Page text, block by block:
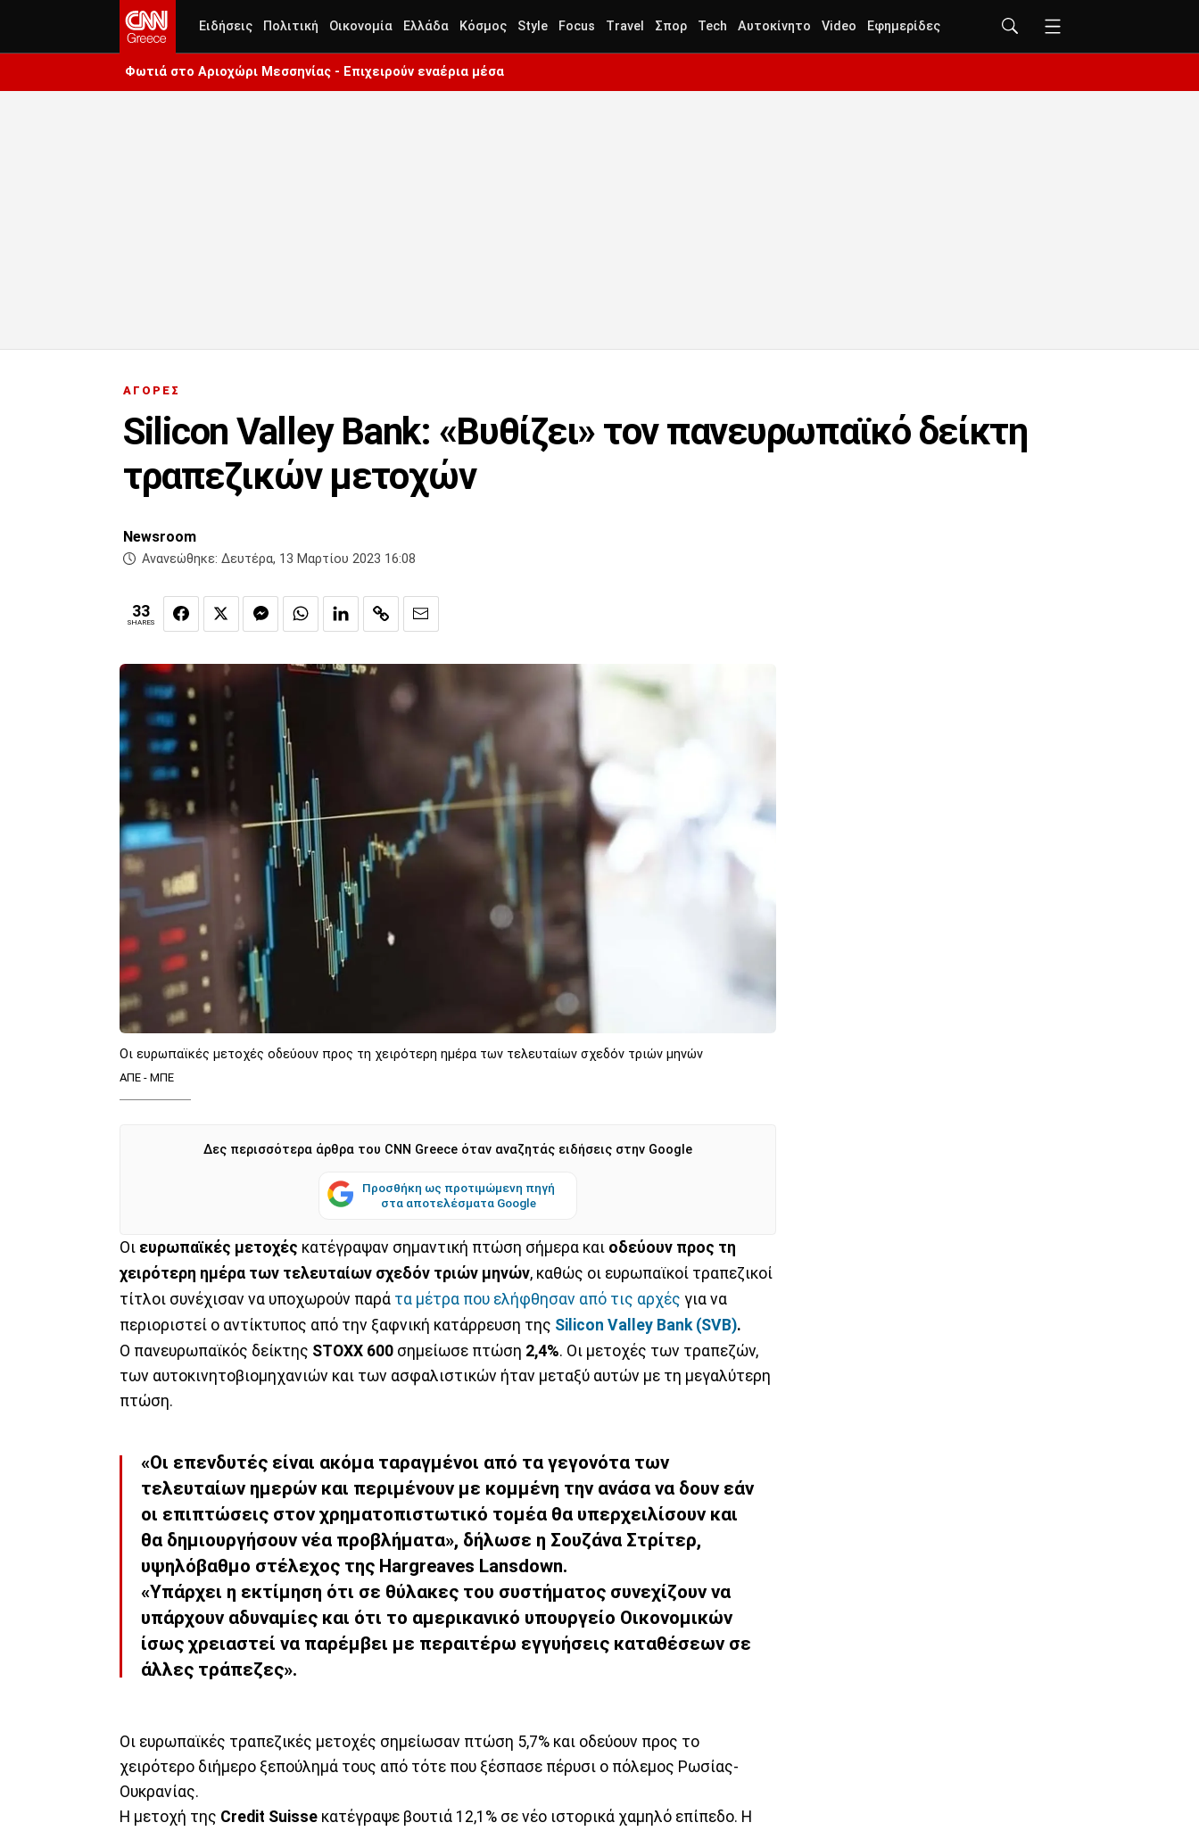
Ειδήσεις Πολιτική Οικονομία Ελλάδα Κόσμος Style Focus Travel Σπορ Tech Αυτοκίνητο Video Εφημερίδες
Φωτιά στο Αριοχώρι Μεσσηνίας - Επιχειρούν εναέρια μέσα
ΑΓΟΡΕΣ
Silicon Valley Bank: «Βυθίζει» τον πανευρωπαϊκό δείκτη
τραπεζικών μετοχών
Newsroom
Ανανεώθηκε: Δευτέρα, 13 Μαρτίου 2023 16:08
33
SHARES
Οι ευρωπαϊκές μετοχές οδεύουν προς τη χειρότερη ημέρα των τελευταίων σχεδόν τριών μηνών
ΑΠΕ - ΜΠΕ
Δες περισσότερα άρθρα του CNN Greece όταν αναζητάς ειδήσεις στην Google
Προσθήκη ως προτιμώμενη πηγή
στα αποτελέσματα Google
Οι ευρωπαϊκές μετοχές κατέγραψαν σημαντική πτώση σήμερα και οδεύουν προς τη
χειρότερη ημέρα των τελευταίων σχεδόν τριών μηνών, καθώς οι ευρωπαϊκοί τραπεζικοί
τίτλοι συνέχισαν να υποχωρούν παρά τα μέτρα που ελήφθησαν από τις αρχές για να
περιοριστεί ο αντίκτυπος από την ξαφνική κατάρρευση της Silicon Valley Bank (SVB).
Ο πανευρωπαϊκός δείκτης STOXX 600 σημείωσε πτώση 2,4%. Οι μετοχές των τραπεζών,
των αυτοκινητοβιομηχανιών και των ασφαλιστικών ήταν μεταξύ αυτών με τη μεγαλύτερη
πτώση.
«Οι επενδυτές είναι ακόμα ταραγμένοι από τα γεγονότα των
τελευταίων ημερών και περιμένουν με κομμένη την ανάσα να δουν εάν
οι επιπτώσεις στον χρηματοπιστωτικό τομέα θα υπερχειλίσουν και
θα δημιουργήσουν νέα προβλήματα», δήλωσε η Σουζάνα Στρίτερ,
υψηλόβαθμο στέλεχος της Hargreaves Lansdown.
«Υπάρχει η εκτίμηση ότι σε θύλακες του συστήματος συνεχίζουν να
υπάρχουν αδυναμίες και ότι το αμερικανικό υπουργείο Οικονομικών
ίσως χρειαστεί να παρέμβει με περαιτέρω εγγυήσεις καταθέσεων σε
άλλες τράπεζες».
Οι ευρωπαϊκές τραπεζικές μετοχές σημείωσαν πτώση 5,7% και οδεύουν προς το
χειρότερο διήμερο ξεπούλημά τους από τότε που ξέσπασε πέρυσι ο πόλεμος Ρωσίας-
Ουκρανίας.
Η μετοχή της Credit Suisse κατέγραψε βουτιά 12,1% σε νέο ιστορικά χαμηλό επίπεδο. Η